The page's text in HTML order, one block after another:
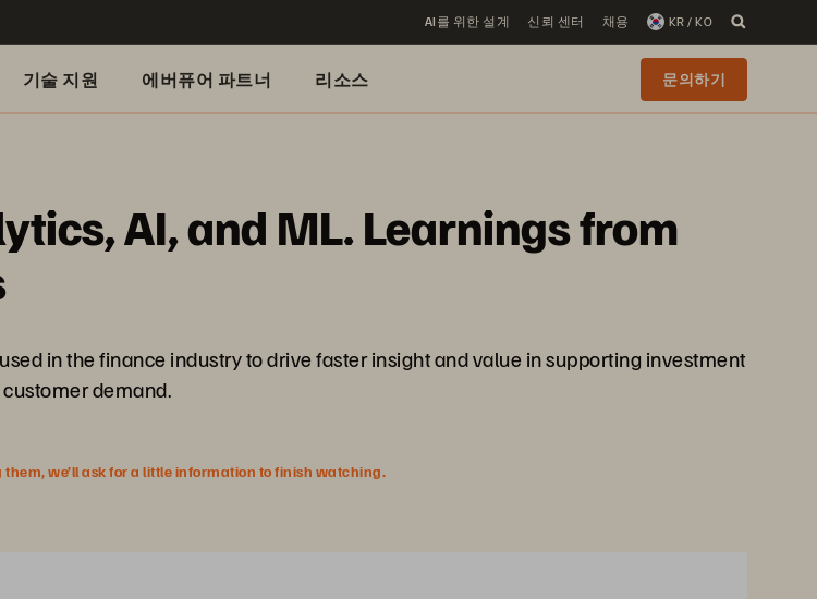
AI를 위한 설계 신뢰 센터 채용 KR / KO
기술 지원 에버퓨어 파트너 리소스 문의하기
AI, and ML. Learnings from
in the finance industry to drive faster insight and value in supporting investment
demand.
we’ll ask for a little information to finish watching.